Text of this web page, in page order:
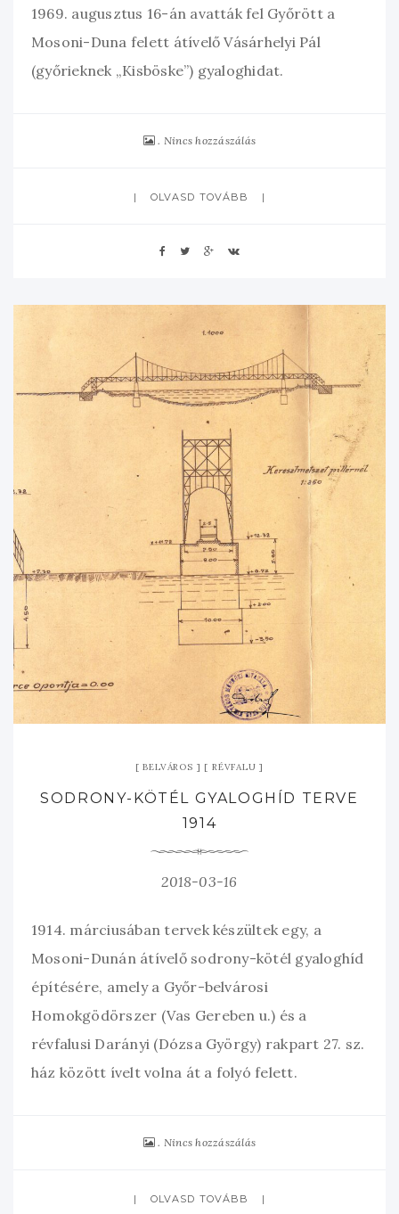
1969. augusztus 16-án avatták fel Győrött a
Mosoni-Duna felett átívelő Vásárhelyi Pál
(győrieknek „Kisböske”) gyaloghidat.
Nincs hozzászálás
OLVASD TOVÁBB
BELVÁROS RÉVFALU
SODRONY-KÖTÉL GYALOGHÍD TERVE
1914
2018-03-16
1914. márciusában tervek készültek egy, a
Mosoni-Dunán átívelő sodrony-kötél gyaloghíd
építésére, amely a Győr-belvárosi
Homokgödörszer (Vas Gereben u.) és a
révfalusi Darányi (Dózsa György) rakpart 27. sz.
ház között ívelt volna át a folyó felett.
Nincs hozzászálás
OLVASD TOVÁBB